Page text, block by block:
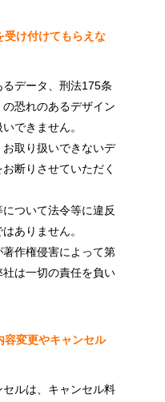
受け付けてもらえな
データ、刑法175条
恐れのあるデザイン
できません。
取り扱いできないデ
断りさせていただく
ついて法令等に違反
ありません。
作権侵害によって第
は一切の責任を負い
容変更やキャンセル
ルは、キャンセル料